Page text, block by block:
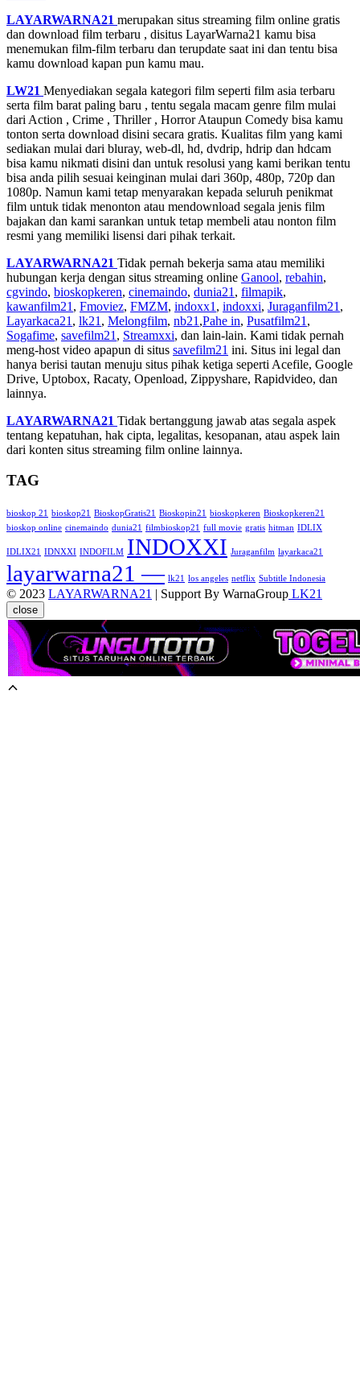
LAYARWARNA21 merupakan situs streaming film online gratis
dan download film terbaru , disitus LayarWarna21 kamu bisa
menemukan film-film terbaru dan terupdate saat ini dan tentu bisa
kamu download kapan pun kamu mau.
LW21 Menyediakan segala kategori film seperti film asia terbaru
serta film barat paling baru , tentu segala macam genre film mulai
dari Action , Crime , Thriller , Horror Ataupun Comedy bisa kamu
tonton serta download disini secara gratis. Kualitas film yang kami
sediakan mulai dari bluray, web-dl, hd, dvdrip, hdrip dan hdcam
bisa kamu nikmati disini dan untuk resolusi yang kami berikan tentu
bisa anda pilih sesuai keinginan mulai dari 360p, 480p, 720p dan
1080p. Namun kami tetap menyarakan kepada seluruh penikmat
film untuk tidak menonton atau mendownload segala jenis film
bajakan dan kami sarankan untuk tetap membeli atau nonton film
resmi yang memiliki lisensi dari pihak terkait.
LAYARWARNA21 Tidak pernah bekerja sama atau memiliki
hubungan kerja dengan situs streaming online Ganool, rebahin,
cgvindo, bioskopkeren, cinemaindo, dunia21 , filmapik,
kawanfilm21 , Fmoviez, FMZM, indoxx1 , indoxxi, Juraganfilm21 ,
Layarkaca21 , lk21 , Melongfilm, nb21 ,Pahe in, Pusatfilm21 ,
Sogafime, savefilm21 , Streamxxi, dan lain-lain. Kami tidak pernah
meng-host video apapun di situs savefilm21 ini. Situs ini legal dan
hanya berisi tautan menuju situs pihak ketiga seperti Acefile, Google
Drive, Uptobox, Racaty, Openload, Zippyshare, Rapidvideo, dan
lainnya.
LAYARWARNA21 Tidak bertanggung jawab atas segala aspek
tentang kepatuhan, hak cipta, legalitas, kesopanan, atau aspek lain
dari konten situs streaming film online lainnya.
TAG
bioskop 21 bioskop21 BioskopGratis21 Bioskopin21 bioskopkeren Bioskopkeren21
bioskop online cinemaindo dunia21 filmbioskop21 full movie gratis hitman IDLIX
IDLIX21 IDNXXI INDOFILM INDOXXI Juraganfilm layarkaca21
layarwarna21 — lk21 los angeles netflix Subtitle Indonesia
© 2023 LAYARWARNA21 | Support By WarnaGroup LK21
close